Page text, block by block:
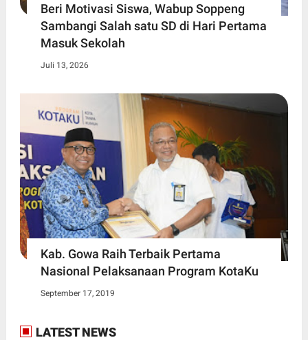
Beri Motivasi Siswa, Wabup Soppeng
Sambangi Salah satu SD di Hari Pertama
Masuk Sekolah
Juli 13, 2026
Kab. Gowa Raih Terbaik Pertama
Nasional Pelaksanaan Program KotaKu
September 17, 2019
LATEST NEWS